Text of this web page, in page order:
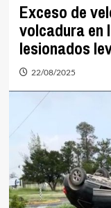
Exceso de
volcadura en
lesionados
22/08/2025